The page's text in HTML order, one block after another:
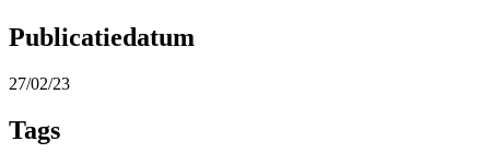
Publicatiedatum
27/02/23
Tags